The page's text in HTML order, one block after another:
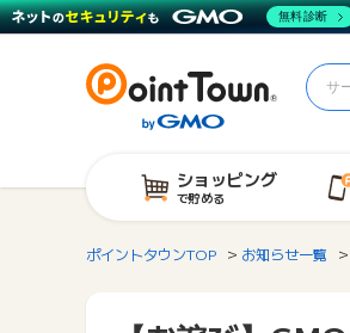
ショッピング
で貯める
ポイントタウンTOP お知らせ一覧
無料診断